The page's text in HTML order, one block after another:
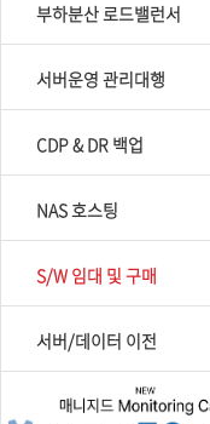
부하분산 로드밸런서
서버운영 관리대행
CDP & DR 백업
NAS 호스팅
S/W 임대 및 구매
서버/데이터 이전